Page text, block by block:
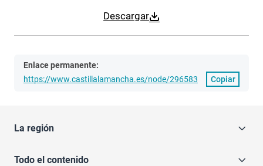
Descargar
Enlace permanente:
https://www.castillalamancha.es/node/296583
Copiar
La región
Todo el contenido